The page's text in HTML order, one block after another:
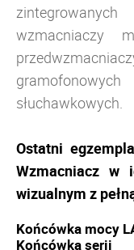
wzmacniaczy
słuchawkowych.
Ostatni
Wzmacniacz w
wizualnym z
Końcówka mocy
Końcówka serii